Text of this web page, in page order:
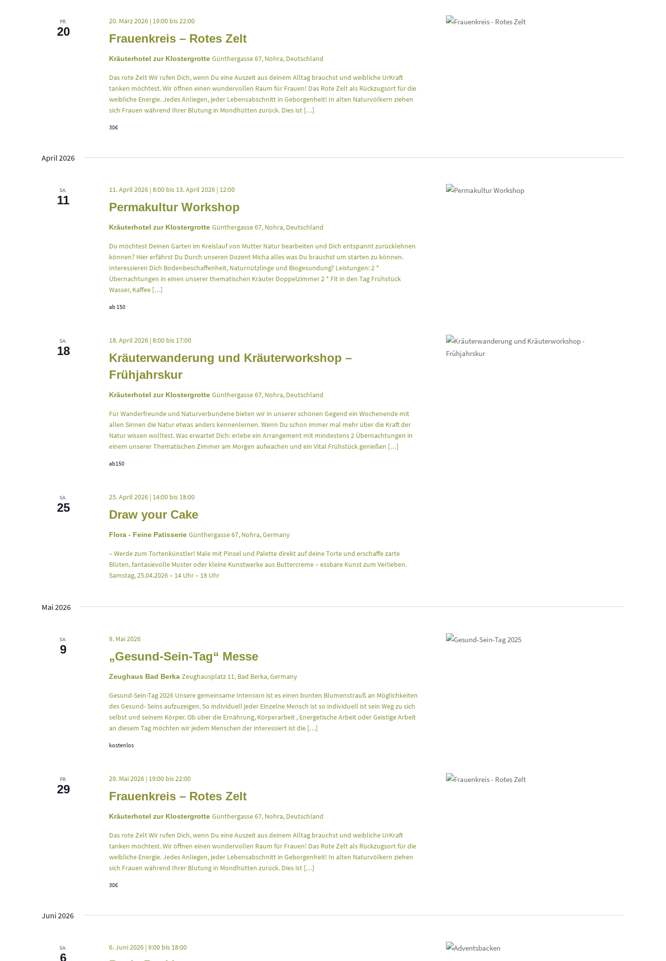
FR.
20
Frauenkreis – Rotes Zelt
20. März 2026 | 19:00bis22:00
Kräuterhotel zur Klostergrotte Günthergasse 67, Nohra, Deutschland
Das rote Zelt Wir rufen Dich, wenn Du eine Auszeit aus deinem Alltag brauchst und weibliche UrKraft
tanken möchtest. Wir öffnen einen wundervollen Raum für Frauen! Das Rote Zelt als Rückzugsort für die
weibliche Energie. Jedes Anliegen, jeder Lebensabschnitt in Geborgenheit! In alten Naturvölkern ziehen
sich Frauen während Ihrer Blutung in Mondhütten zurück. Dies ist […]
30€
April 2026
SA.
11
Permakultur Workshop
11. April 2026 | 8:00bis 13. April 2026 | 12:00
Kräuterhotel zur Klostergrotte Günthergasse 67, Nohra, Deutschland
Du möchtest Deinen Garten im Kreislauf von Mutter Natur bearbeiten und Dich entspannt zurücklehnen
können? Hier erfährst Du Durch unseren Dozent Micha alles was Du brauchst um starten zu können.
Interessieren Dich Bodenbeschaffenheit, Naturnützlinge und Biogesundung? Leistungen: 2 *
Übernachtungen in einen unserer thematischen Kräuter Doppelzimmer 2 * Fit in den Tag Frühstück
Wasser, Kaffee […]
ab 150
SA.
18
Kräuterwanderung und Kräuterworkshop –
Frühjahrskur
18. April 2026 | 8:00bis 17:00
Kräuterhotel zur Klostergrotte Günthergasse 67, Nohra, Deutschland
Für Wanderfreunde und Naturverbundene bieten wir in unserer schönen Gegend ein Wochenende mit
allen Sinnen die Natur etwas anders kennenlernen. Wenn Du schon immer mal mehr über die Kraft der
Natur wissen wolltest. Was erwartet Dich: erlebe ein Arrangement mit mindestens 2 Übernachtungen in
einem unserer Thematischen Zimmer am Morgen aufwachen und ein Vital Frühstück genießen […]
ab150
SA.
25
Draw your Cake
25. April 2026 | 14:00bis 18:00
Flora - Feine Patisserie Günthergasse 67, Nohra, Germany
– Werde zum Tortenkünstler! Male mit Pinsel und Palette direkt auf deine Torte und erschaffe zarte
Blüten, fantasievolle Muster oder kleine Kunstwerke aus Buttercreme – essbare Kunst zum Verlieben.
Samstag, 25.04.2026 – 14 Uhr – 18 Uhr
Mai 2026
SA.
9
„Gesund-Sein-Tag“ Messe
9. Mai 2026
Zeughaus Bad Berka Zeughausplatz 11, Bad Berka, Germany
Gesund-Sein-Tag 2026 Unsere gemeinsame Intension ist es einen bunten Blumenstrauß an Möglichkeiten
des Gesund- Seins aufzuzeigen. So individuell jeder Einzelne Mensch ist so individuell ist sein Weg zu sich
selbst und seinem Körper. Ob über die Ernährung, Körperarbeit , Energetische Arbeit oder Geistige Arbeit
an diesem Tag möchten wir jedem Menschen der interessiert ist die […]
kostenlos
FR.
29
Frauenkreis – Rotes Zelt
29. Mai 2026 | 19:00bis22:00
Kräuterhotel zur Klostergrotte Günthergasse 67, Nohra, Deutschland
Das rote Zelt Wir rufen Dich, wenn Du eine Auszeit aus deinem Alltag brauchst und weibliche UrKraft
tanken möchtest. Wir öffnen einen wundervollen Raum für Frauen! Das Rote Zelt als Rückzugsort für die
weibliche Energie. Jedes Anliegen, jeder Lebensabschnitt in Geborgenheit! In alten Naturvölkern ziehen
sich Frauen während Ihrer Blutung in Mondhütten zurück. Dies ist […]
30€
Juni 2026
SA.
6
6. Juni 2026 | 9:00bis 18:00